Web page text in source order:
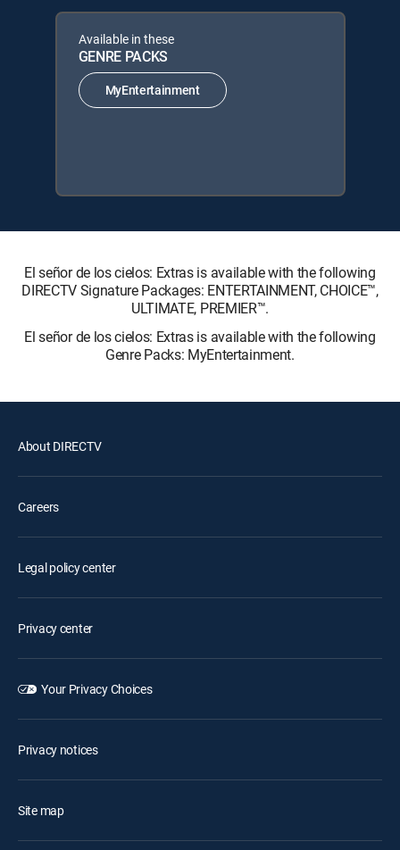
Available in these
GENRE PACKS
MyEntertainment
El señor de los cielos: Extras is available with the following
DIRECTV Signature Packages: ENTERTAINMENT, CHOICE™,
ULTIMATE, PREMIER™.
El señor de los cielos: Extras is available with the following
Genre Packs: MyEntertainment.
About DIRECTV
Careers
Legal policy center
Privacy center
Your Privacy Choices
Privacy notices
Site map